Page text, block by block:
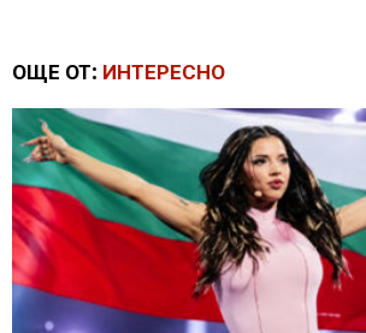
ОЩЕ ОТ: ИНТЕРЕСНО